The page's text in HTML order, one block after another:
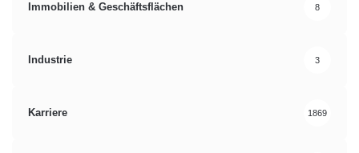
Immobilien & Geschäftsflächen 8
Industrie 3
Karriere 1869